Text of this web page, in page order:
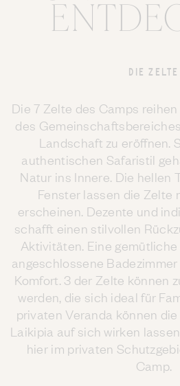
DIE ZELTE
Die 7 Zelte des Camps
des
Landschaft zu eröffnen.
authentischen Safaristil
Natur ins Innere. Die hellen
Fenster lassen die Zelte
erscheinen. Dezente und
schafft einen stilvollen
Aktivitäten. Eine
angeschlossene
Komfort. 3 der Zelte können
werden, die sich ideal für
privaten Veranda können
Laikipia auf sich wirken
hier im privaten
Camp.